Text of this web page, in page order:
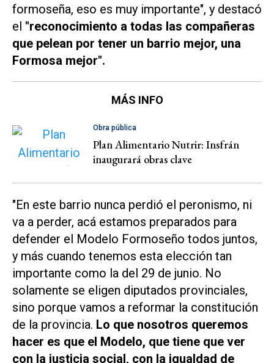
formoseña, eso es muy importante", y destacó
el "reconocimiento a todas las compañeras
que pelean por tener un barrio mejor, una
Formosa mejor".
MÁS INFO
Obra pública
Plan Alimentario Nutrir: Insfrán
inaugurará obras clave
"En este barrio nunca perdió el peronismo, ni
va a perder, acá estamos preparados para
defender el Modelo Formoseño todos juntos,
y más cuando tenemos esta elección tan
importante como la del 29 de junio. No
solamente se eligen diputados provinciales,
sino porque vamos a reformar la constitución
de la provincia. Lo que nosotros queremos
hacer es que el Modelo, que tiene que ver
con la justicia social, con la igualdad de